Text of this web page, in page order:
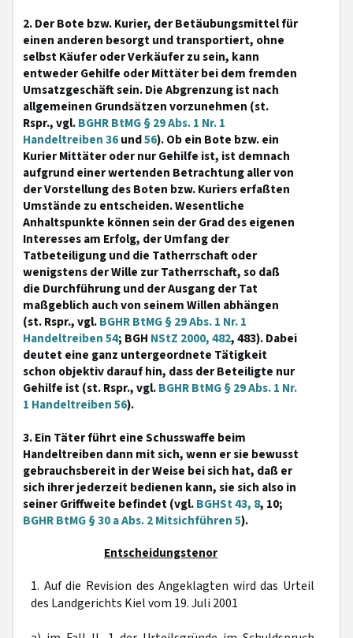
2. Der Bote bzw. Kurier, der Betäubungsmittel für
einen anderen besorgt und transportiert, ohne
selbst Käufer oder Verkäufer zu sein, kann
entweder Gehilfe oder Mittäter bei dem fremden
Umsatzgeschäft sein. Die Abgrenzung ist nach
allgemeinen Grundsätzen vorzunehmen (st.
Rspr., vgl.BGHR BtMG § 29 Abs. 1 Nr. 1
Handeltreiben 36und56). Ob ein Bote bzw. ein
Kurier Mittäter oder nur Gehilfe ist, ist demnach
aufgrund einer wertenden Betrachtung aller von
der Vorstellung des Boten bzw. Kuriers erfaßten
Umstände zu entscheiden. Wesentliche
Anhaltspunkte können sein der Grad des eigenen
Interesses am Erfolg, der Umfang der
Tatbeteiligung und die Tatherrschaft oder
wenigstens der Wille zur Tatherrschaft, so daß
die Durchführung und der Ausgang der Tat
maßgeblich auch von seinem Willen abhängen
(st. Rspr., vgl.BGHR BtMG § 29 Abs. 1 Nr. 1
Handeltreiben 54; BGH NStZ 2000, 482, 483). Dabei
deutet eine ganz untergeordnete Tätigkeit
schon objektiv darauf hin, dass der Beteiligte nur
Gehilfe ist (st. Rspr., vgl.BGHR BtMG § 29 Abs. 1 Nr.
1 Handeltreiben 56).
3. Ein Täter führt eine Schusswaffe beim
Handeltreiben dann mit sich, wenn er sie bewusst
gebrauchsbereit in der Weise bei sich hat, daß er
sich ihrer jederzeit bedienen kann, sie sich also in
seiner Griffweite befindet (vgl.BGHSt 43, 8, 10;
BGHR BtMG § 30 a Abs. 2 Mitsichführen 5).
Entscheidungstenor
1. Auf die Revision des Angeklagten wird das Urteil
des Landgerichts Kiel vom 19. Juli 2001